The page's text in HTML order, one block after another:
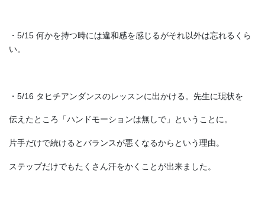
・5/15 何かを持つ時には違和感を感じるがそれ以外は忘れるくら
い。
・5/16 タヒチアンダンスのレッスンに出かける。先生に現状を
伝えたところ「ハンドモーションは無しで」ということに。
片手だけで続けるとバランスが悪くなるからという理由。
ステップだけでもたくさん汗をかくことが出来ました。